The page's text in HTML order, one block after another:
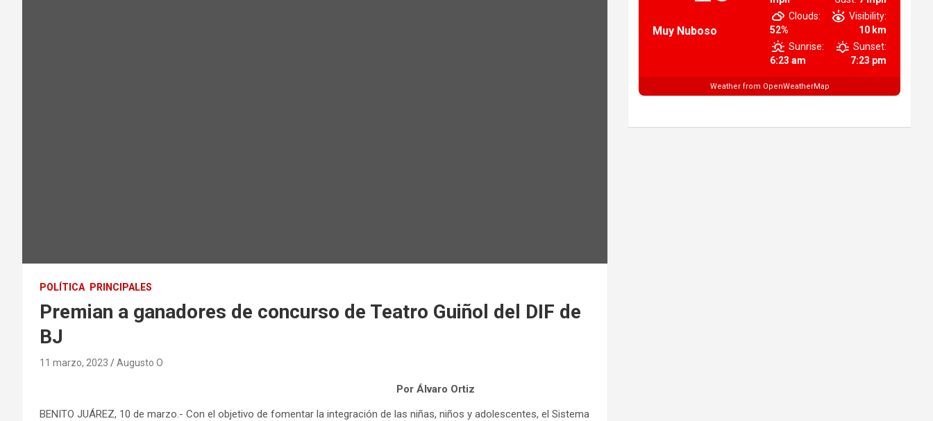
POLÍTICA PRINCIPALES
Premian a ganadores de concurso de Teatro Guiñol del DIF de
BJ
11 marzo, 2023 Augusto O
Por Álvaro Ortiz
BENITO JUÁREZ, 10 de marzo.- Con el objetivo de fomentar la integración de las niñas, niños y adolescentes, el Sistema
Muy Nuboso
Clouds:
52%
Visibility:
10 km
Sunrise:
6:23 am
Sunset:
7:23 pm
Weather from OpenWeatherMap